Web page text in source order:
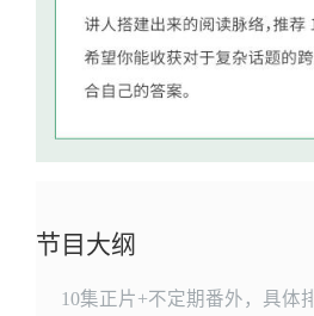
节目大纲
10集正片+不定期番外，具体